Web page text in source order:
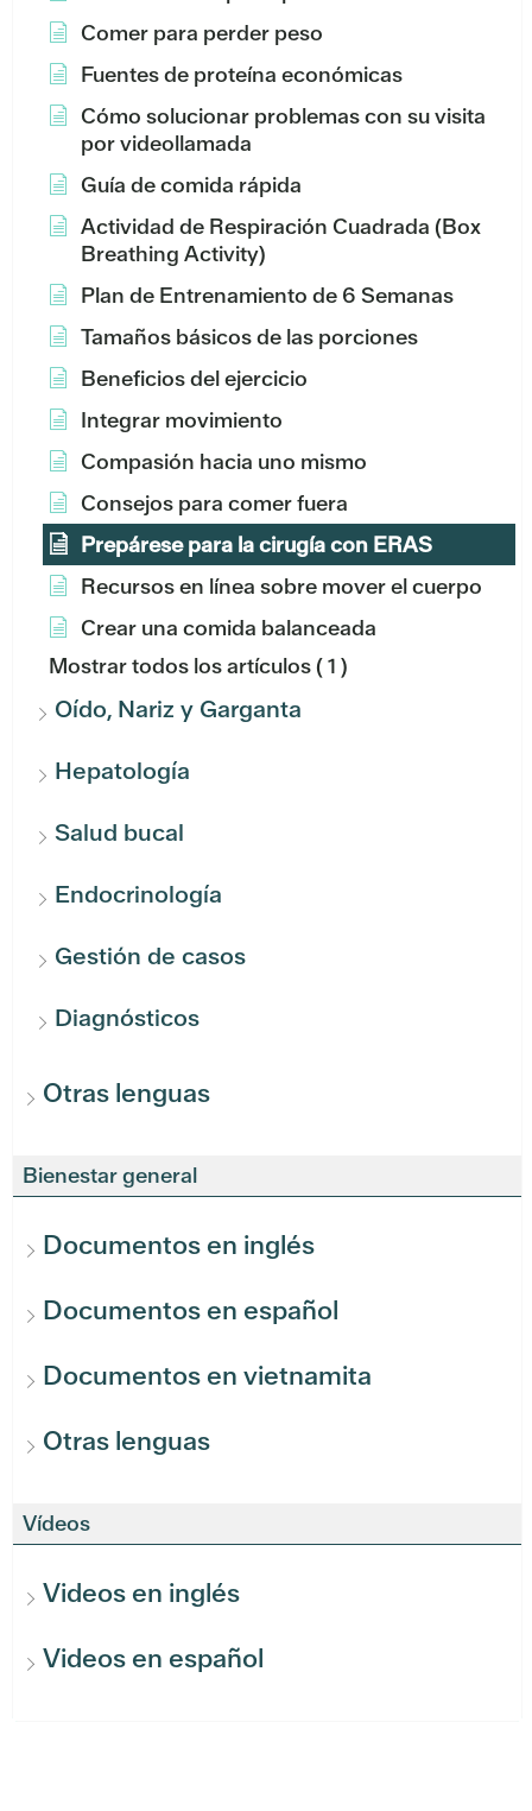
Comer para perder peso
Fuentes de proteína económicas
Cómo solucionar problemas con su visita
por videollamada
Guía de comida rápida
Actividad de Respiración Cuadrada (Box
Breathing Activity)
Plan de Entrenamiento de 6 Semanas
Tamaños básicos de las porciones
Beneficios del ejercicio
Integrar movimiento
Compasión hacia uno mismo
Consejos para comer fuera
Prepárese para la cirugía con ERAS
Recursos en línea sobre mover el cuerpo
Crear una comida balanceada
Mostrar todos los artículos( 1 )
Oído, Nariz y Garganta
Hepatología
Salud bucal
Endocrinología
Gestión de casos
Diagnósticos
Otras lenguas
Bienestar general
Documentos en inglés
Documentos en español
Documentos en vietnamita
Otras lenguas
Vídeos
Videos en inglés
Videos en español